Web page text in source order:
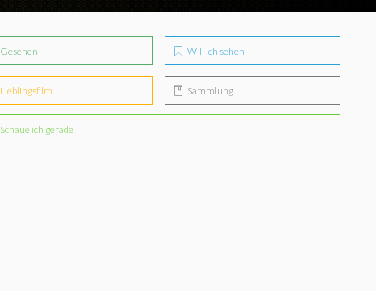
Gesehen Will ich sehen
Lieblingsfilm Sammlung
Schaue ich gerade